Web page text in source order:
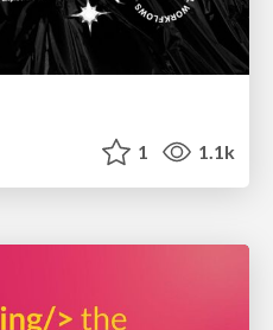
1 1.1k